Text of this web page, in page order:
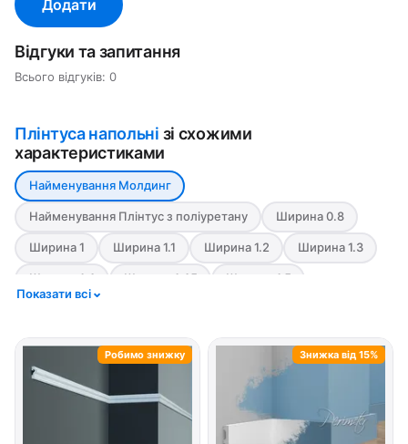
Додати
Відгуки та запитання
Всього відгуків: 0
Плінтуса напольні зі схожими
характеристиками
Найменування Молдинг
Найменування Плінтус з поліуретану Ширина 0.8
Ширина 1 Ширина 1.1 Ширина 1.2 Ширина 1.3
Ширина 1.4 Ширина 1.45 Ширина 1.5
Ширина 10 Ширина 11 Ширина 12 Ширина 13.8
Ширина 14 Ширина 17.5
Ширина 2.1 Ширина 2.2 Ширина 2.3
Ширина 2.6
Показати всі
Робимо знижку Знижка від 15%